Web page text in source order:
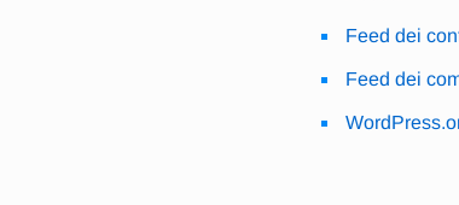
Feed dei
Feed dei